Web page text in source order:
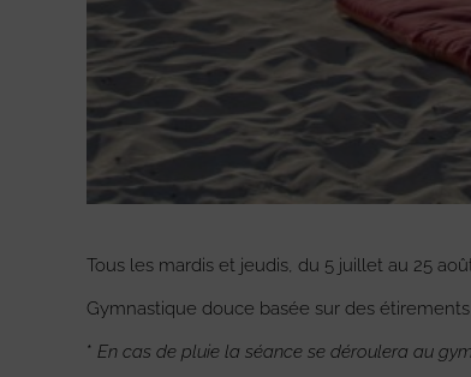
Tous les mardis et jeudis, du 5 juillet au 25 août
Gymnastique douce basée sur des étirements
* En cas de pluie la séance se déroulera au